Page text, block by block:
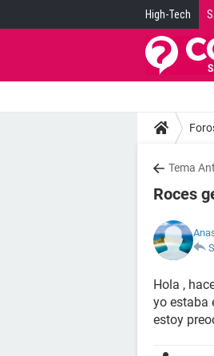
High-Tech
Tema
Roces
Hola ,
yo estaba
estoy